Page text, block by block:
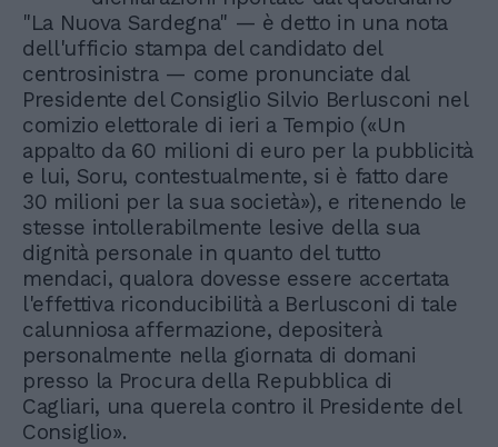
"La Nuova Sardegna" — è detto in una nota
dell'ufficio stampa del candidato del
centrosinistra — come pronunciate dal
Presidente del Consiglio Silvio Berlusconi nel
comizio elettorale di ieri a Tempio («Un
appalto da 60 milioni di euro per la pubblicità
e lui, Soru, contestualmente, si è fatto dare
30 milioni per la sua società»), e ritenendo le
stesse intollerabilmente lesive della sua
dignità personale in quanto del tutto
mendaci, qualora dovesse essere accertata
l'effettiva riconducibilità a Berlusconi di tale
calunniosa affermazione, depositerà
personalmente nella giornata di domani
presso la Procura della Repubblica di
Cagliari, una querela contro il Presidente del
Consiglio».